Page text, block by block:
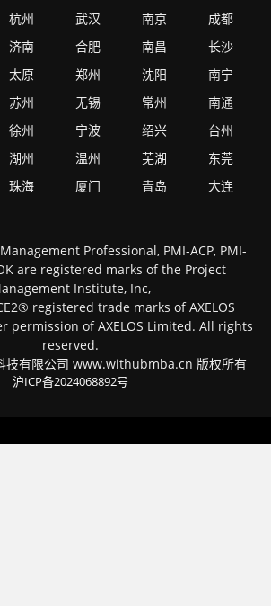
杭州 武汉 南京
成都
济南 合肥 南昌
长沙
太原 郑州 沈阳
南宁
苏州 无锡 常州
南通
徐州 宁波 绍兴
台州
湖州 温州 芜湖
东莞
珠海 厦门 青岛 大连
Professional, PMI-ACP, PMI-
are registered marks of the Project
Institute, Inc,
registered trade marks of AXELOS
permission of AXELOS Limited. All rights
reserved.
技有限公司 www.withubmba.cn 版权所有
沪ICP备2024068892号